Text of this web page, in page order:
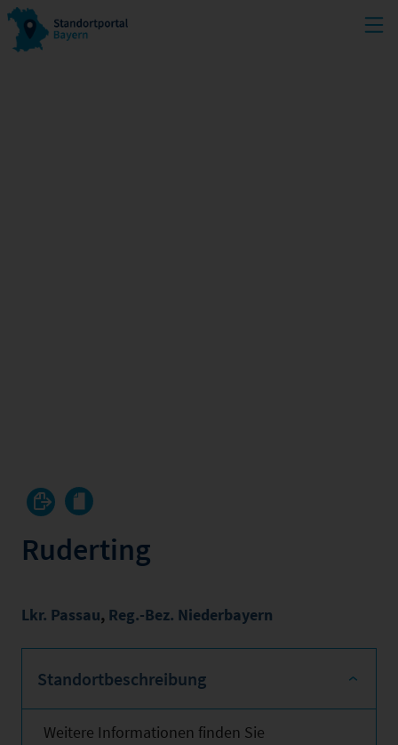
Ruderting
Lkr. Passau, Reg.-Bez. Niederbayern
Standortbeschreibung
Weitere Informationen finden Sie